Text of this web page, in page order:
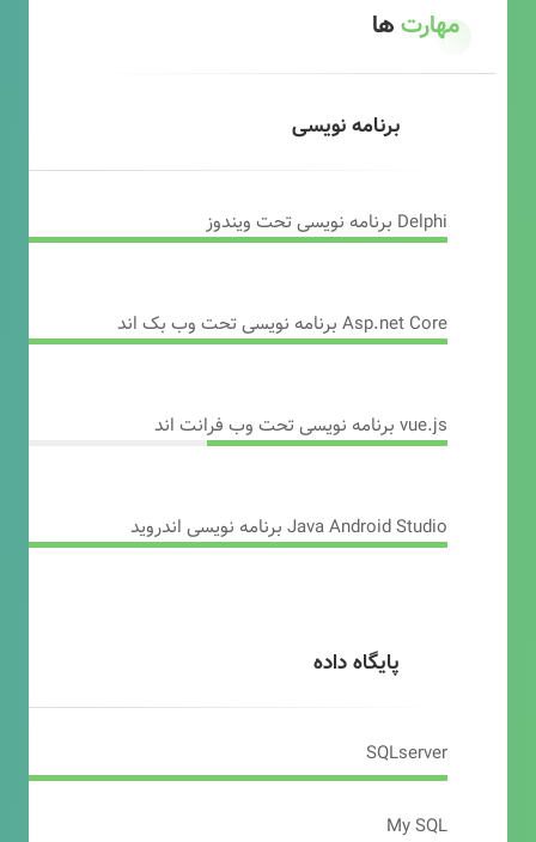
مهارتها
برنامه نویسی
Delphi برنامه نویسی تحت ویندوز
Asp.net Core برنامه نویسی تحت وب بک اند
vue.js برنامه نویسی تحت وب فرانت اند
Java Android Studio برنامه نویسی اندروید
پایگاه داده
SQLserver
My SQL